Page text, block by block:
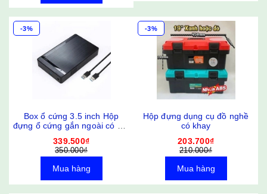
-3%
Box ổ cứng 3.5 inch Hộp
đựng ổ cứng gắn ngoài có nút
Sata chính hãng ShuoLe Box
3.5 inch
339.500₫
350.000₫
Mua hàng
-3%
Hộp đựng dụng cụ đồ nghề
có khay
203.700₫
210.000₫
Mua hàng